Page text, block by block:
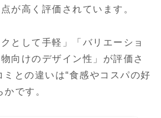
が高く評価されています。
として手軽」「バリエーショ
向けのデザイン性」が評価さ
との違いは“食感やコスパの好
です。